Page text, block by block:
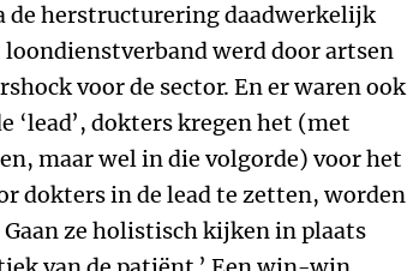
de herstructurering daadwerkelijk
werd door artsen
voor de sector. En er waren ook
‘lead’, dokters kregen het (met
maar wel in die volgorde) voor het
dokters in de lead te zetten, worden
ze holistisch kijken in plaats